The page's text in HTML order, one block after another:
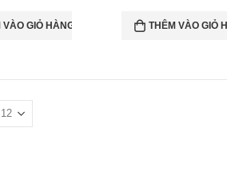
là:
31.360.000 ₫.
VÀO GIỎ HÀNG
là:
THÊM VÀO GIỎ